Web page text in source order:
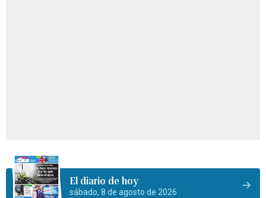
El diario de hoy
sábado, 8 de agosto de 2026